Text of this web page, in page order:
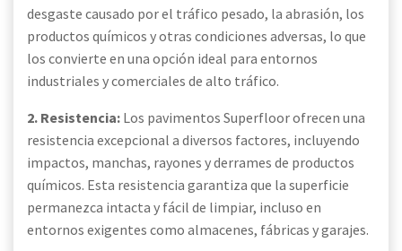
desgaste causado por el tráfico pesado, la abrasión, los
productos químicos y otras condiciones adversas, lo que
los convierte en una opción ideal para entornos
industriales y comerciales de alto tráfico.
2. Resistencia: Los pavimentos Superfloor ofrecen una
resistencia excepcional a diversos factores, incluyendo
impactos, manchas, rayones y derrames de productos
químicos. Esta resistencia garantiza que la superficie
permanezca intacta y fácil de limpiar, incluso en
entornos exigentes como almacenes, fábricas y garajes.